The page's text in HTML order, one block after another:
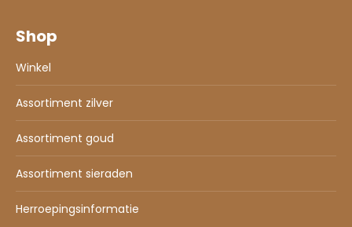
Shop
Winkel
Assortiment zilver
Assortiment goud
Assortiment sieraden
Herroepingsinformatie